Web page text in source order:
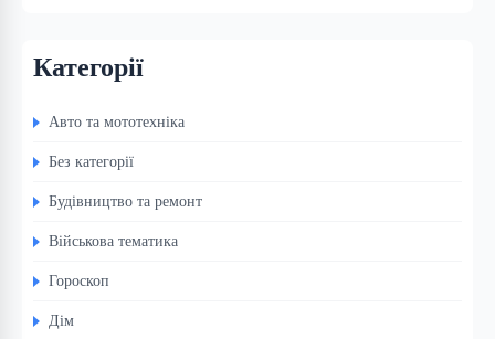
Категорії
Авто та мототехніка
Без категорії
Будівництво та ремонт
Військова тематика
Гороскоп
Дім